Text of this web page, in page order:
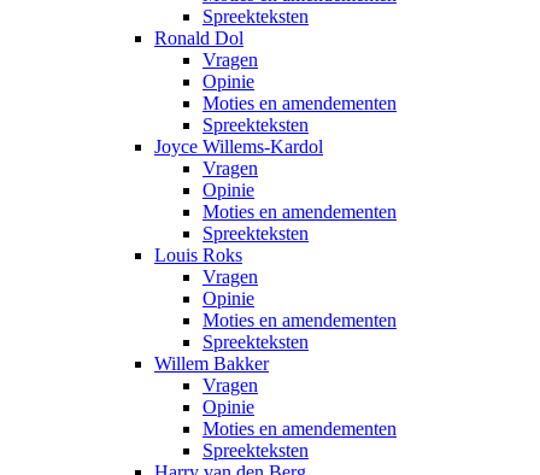
Spreekteksten
Ronald Dol
Vragen
Opinie
Moties en amendementen
Spreekteksten
Joyce Willems-Kardol
Vragen
Opinie
Moties en amendementen
Spreekteksten
Louis Roks
Vragen
Opinie
Moties en amendementen
Spreekteksten
Willem Bakker
Vragen
Opinie
Moties en amendementen
Spreekteksten